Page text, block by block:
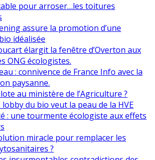
pour arroser…les toitures
assure la promotion d’une
idéalisée
élargit la fenêtre d’Overton aux
ONG écologistes.
: connivence de France Info avec la
paysanne.
au ministère de l’Agriculture ?
du bio veut la peau de la HVE
: une tourmente écologiste aux effets
miracle pour remplacer les
?